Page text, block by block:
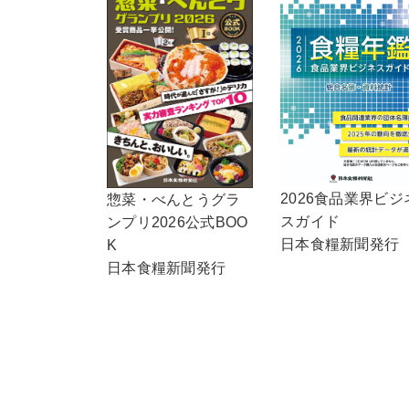
惣菜・べんとうグラ
ンプリ2026公式BOO
K
日本食糧新聞発行
2026食品業界ビジ
スガイド
日本食糧新聞発行